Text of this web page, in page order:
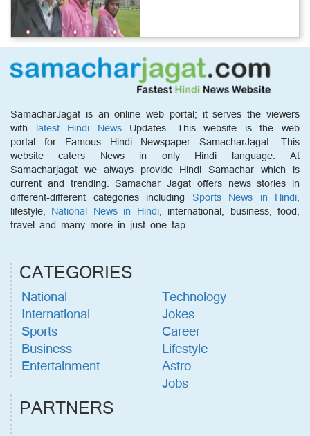
SamacharJagat is an online web portal; it serves the viewers
with latest Hindi NewsUpdates. This website is the web
portal for Famous Hindi Newspaper SamacharJagat. This
website caters News in only Hindi language. At
Samacharjagat we always provide Hindi Samachar which is
current and trending. Samachar Jagat offers news stories in
different-different categories including Sports News in Hindi,
lifestyle, National News in Hindi, international, business, food,
travel and many more in just one tap.
CATEGORIES
National
International
Sports
Business
Entertainment
Technology
Jokes
Career
Lifestyle
Astro
Jobs
PARTNERS